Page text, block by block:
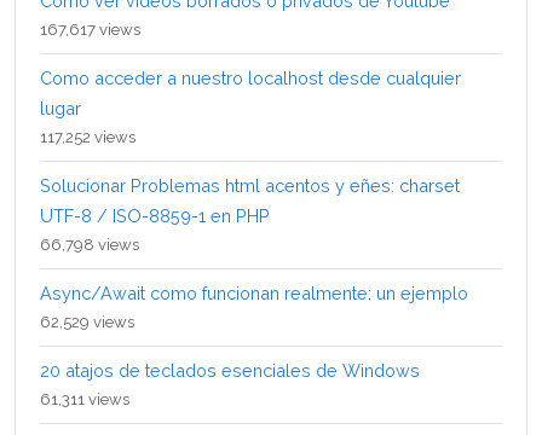
167,617 views
Como acceder a nuestro localhost desde cualquier
lugar
117,252 views
Solucionar Problemas html acentos y eñes: charset
UTF-8 / ISO-8859-1 en PHP
66,798 views
Async/Await como funcionan realmente: un ejemplo
62,529 views
20 atajos de teclados esenciales de Windows
61,311 views